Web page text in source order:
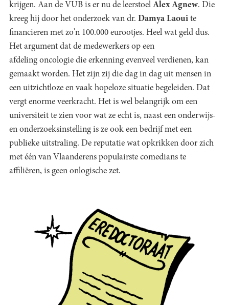
krijgen. Aan de VUB is er nu de leerstoel Alex Agnew. Die
kreeg hij door het onderzoek van dr. Damya Laoui te
financieren met zo'n 100.000 eurootjes. Heel wat geld dus.
Het argument dat de medewerkers op een
afdeling oncologie die erkenning evenveel verdienen, kan
gemaakt worden. Het zijn zij die dag in dag uit mensen in
een uitzichtloze en vaak hopeloze situatie begeleiden. Dat
vergt enorme veerkracht. Het is wel belangrijk om een
universiteit te zien voor wat ze echt is, naast een onderwijs-
en onderzoeksinstelling is ze ook een bedrijf met een
publieke uitstraling. De reputatie wat opkrikken door zich
met één van Vlaanderens populairste comedians te
affiliëren, is geen onlogische zet.